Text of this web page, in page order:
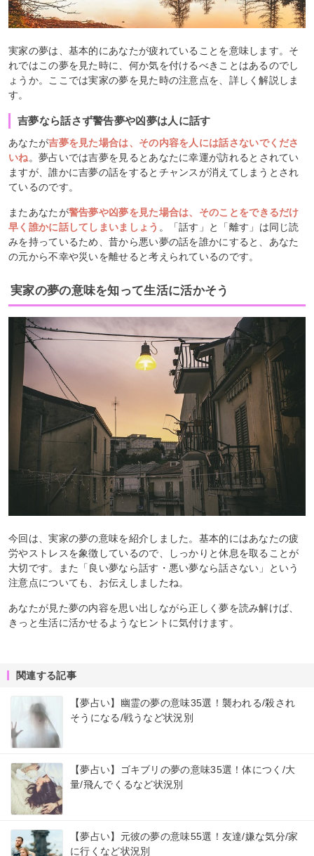
実家の夢は、基本的にあなたが疲れていることを意味します。そ
れではこの夢を見た時に、何か気を付けるべきことはあるのでし
ょうか。ここでは実家の夢を見た時の注意点を、詳しく解説しま
す。
吉夢なら話さず警告夢や凶夢は人に話す
あなたが吉夢を見た場合は、その内容を人には話さないでくださ
いね。夢占いでは吉夢を見るとあなたに幸運が訪れるとされてい
ますが、誰かに吉夢の話をするとチャンスが消えてしまうとされ
ているのです。
またあなたが警告夢や凶夢を見た場合は、そのことをできるだけ
早く誰かに話してしまいましょう 。「話す」と「離す」は同じ読
みを持っているため、昔から悪い夢の話を誰かにすると、あなた
の元から不幸や災いを離せると考えられているのです。
実家の夢の意味を知って生活に活かそう
今回は、実家の夢の意味を紹介しました。基本的にはあなたの疲
労やストレスを象徴しているので、しっかりと休息を取ることが
大切です。また「良い夢なら話す・悪い夢なら話さない」という
注意点についても、お伝えしましたね。
あなたが見た夢の内容を思い出しながら正しく夢を読み解けば、
きっと生活に活かせるようなヒントに気付けます。
関連する記事
【夢占い】幽霊の夢の意味35選！襲われる/殺され
そうになる/戦うなど状況別
【夢占い】ゴキブリの夢の意味35選！体につく/大
量/飛んでくるなど状況別
【夢占い】元彼の夢の意味55選！友達/嫌な気分/家
に行くなど状況別